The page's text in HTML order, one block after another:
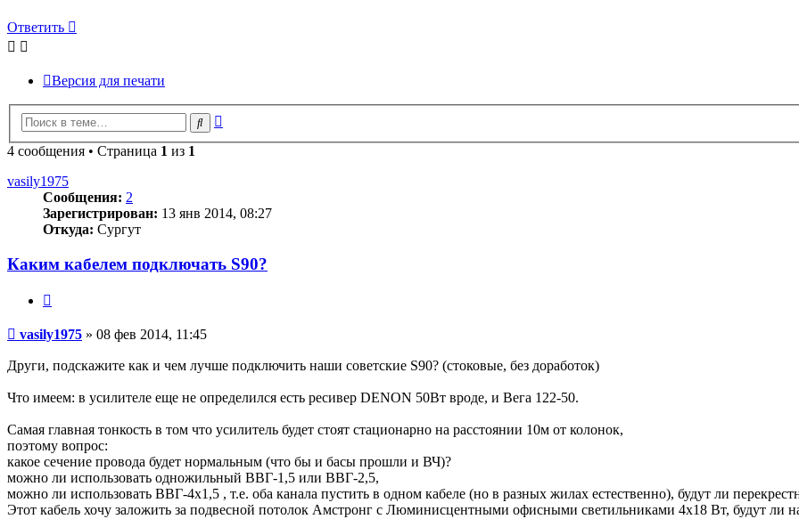
Ответить
Версия для печати
Поиск
4 сообщения • Страница 1 из 1
vasily1975
Сообщения: 2
Зарегистрирован: 13 янв 2014, 08:27
Откуда: Сургут
Каким кабелем подключать S90?
Сообщение
vasily1975 » 08 фев 2014, 11:45
Други, подскажите как и чем лучше подключить наши советские S90? (стоковые, без доработок)
Что имеем: в усилителе еще не определился есть ресивер DENON 50Вт вроде, и Вега 122-50.
Самая главная тонкость в том что усилитель будет стоят стационарно на расстоянии 10м от колонок,
поэтому вопрос:
какое сечение провода будет нормальным (что бы и басы прошли и ВЧ)?
можно ли использовать одножильный ВВГ-1,5 или ВВГ-2,5,
можно ли использовать ВВГ-4х1,5 , т.е. оба канала пустить в одном кабеле (но в разных жилах естественно), будут ли
Этот кабель хочу заложить за подвесной потолок Амстронг с Люминисцентными офисными светильниками 4х18 Вт, будут ли